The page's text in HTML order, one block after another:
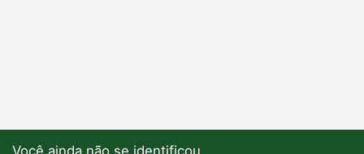
Você ainda não se identificou.